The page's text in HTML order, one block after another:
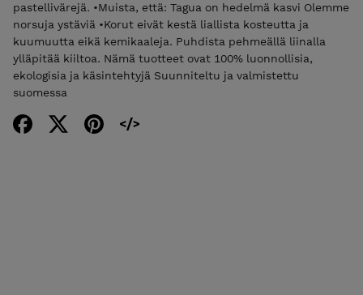
pastellivärejä. •Muista, että: Tagua on hedelmä kasvi Olemme
norsuja ystäviä •Korut eivät kestä liallista kosteutta ja
kuumuutta eikä kemikaaleja. Puhdista pehmeällä liinalla
ylläpitää kiiltoa. Nämä tuotteet ovat 100% luonnollisia,
ekologisia ja käsintehtyjä Suunniteltu ja valmistettu
suomessa